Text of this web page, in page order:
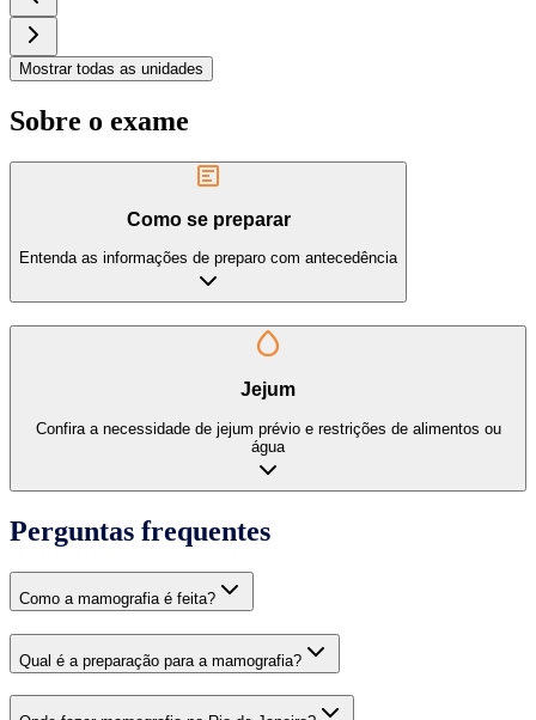
Mostrar todas as unidades
Sobre o exame
Como se preparar
Entenda as informações de preparo com antecedência
Jejum
Confira a necessidade de jejum prévio e restrições de alimentos ou
água
Perguntas frequentes
Como a mamografia é feita?
Qual é a preparação para a mamografia?